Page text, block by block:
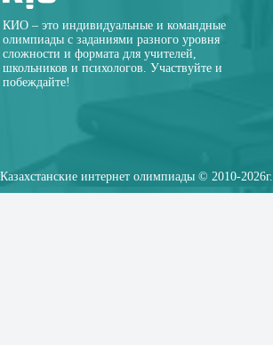
КИО – это индивидуальные и командные
олимпиады с заданиями разного уровня
сложности и формата для учителей,
школьников и психологов. Участвуйте и
побеждайте!
Казахстанские интернет олимпиады © 2010-2026г.